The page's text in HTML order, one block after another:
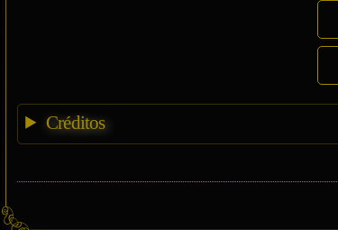
Créditos